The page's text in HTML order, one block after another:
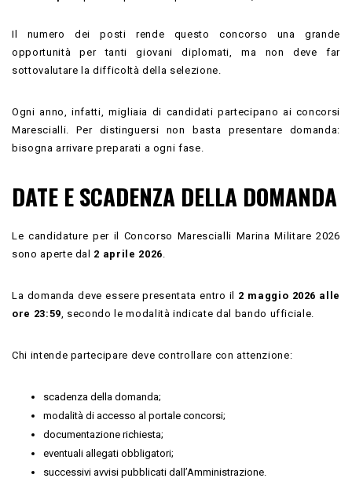
Il numero dei posti rende questo concorso una grande
opportunità per tanti giovani diplomati, ma non deve far
sottovalutare la difficoltà della selezione.
Ogni anno, infatti, migliaia di candidati partecipano ai concorsi
Marescialli. Per distinguersi non basta presentare domanda:
bisogna arrivare preparati a ogni fase.
DATE E SCADENZA DELLA DOMANDA
Le candidature per il Concorso Marescialli Marina Militare 2026
sono aperte dal 2 aprile 2026
La domanda deve essere presentata entro il 2 maggio 2026 alle
ore 23:59 , secondo le modalità indicate dal bando ufficiale.
Chi intende partecipare deve controllare con attenzione:
scadenza della domanda;
modalità di accesso al portale concorsi;
documentazione richiesta;
eventuali allegati obbligatori;
successivi avvisi pubblicati dall’Amministrazione.